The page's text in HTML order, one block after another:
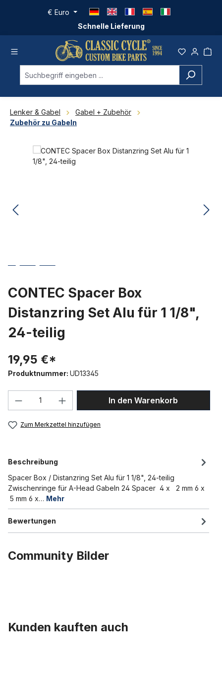
Zum Hauptinhalt springen
Schnelle Lieferung
€ Euro
Lenker & Gabel
Gabel + Zubehör
Zubehör zu Gabeln
Bildergalerie überspringen
CONTEC Spacer Box
Distanzring Set Alu für 1 1/8",
24-teilig
19,95 €*
Produktnummer: UD13345
Produkt Anzahl: Gib den gewünschten
In den Warenkorb
Zum Merkzettel hinzufügen
Beschreibung
Spacer Box / Distanzring Set Alu für 1 1/8", 24-teilig
Zwischenringe für A-Head Gabeln 24 Spacer 4 x 2 mm 6 x
5 mm 6 x… Mehr
Bewertungen
Community Bilder
Kunden kauften auch